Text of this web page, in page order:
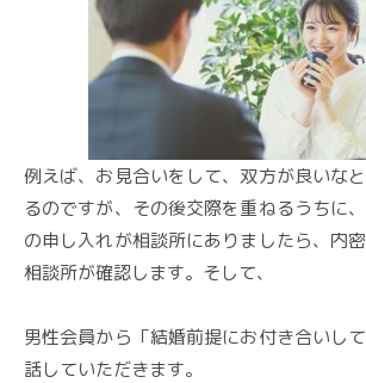
例えば、お見合いをして、双方が良いな
るのですが、その後交際を重ねるうちに
の申し入れが相談所にありましたら、内
相談所が確認します。そして、
男性会員から「結婚前提にお付き合いし
話していただきます。